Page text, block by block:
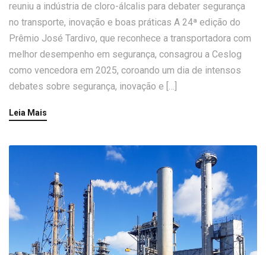
reuniu a indústria de cloro-álcalis para debater segurança
no transporte, inovação e boas práticas A 24ª edição do
Prêmio José Tardivo, que reconhece a transportadora com
melhor desempenho em segurança, consagrou a Ceslog
como vencedora em 2025, coroando um dia de intensos
debates sobre segurança, inovação e […]
Leia Mais